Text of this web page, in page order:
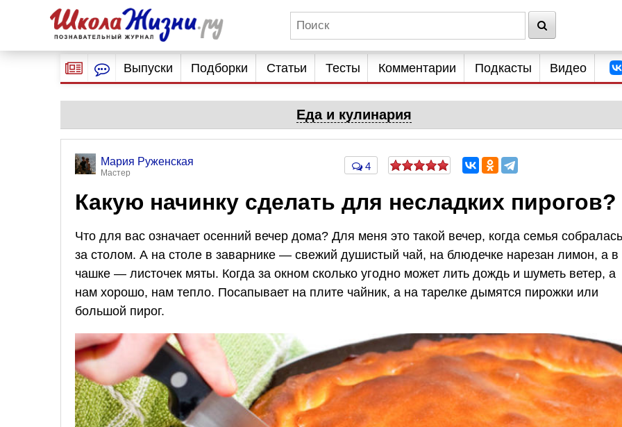
Выпуски Подборки Статьи Тесты Комментарии Подкасты Видео
Еда и кулинария
Мария Руженская
Мастер
4
Какую начинку сделать для несладких пирогов?
Что для вас означает осенний вечер дома? Для меня это такой вечер, когда семья собралась
за столом. А на столе в заварнике — свежий душистый чай, на блюдечке нарезан лимон, а в
чашке — листочек мяты. Когда за окном сколько угодно может лить дождь и шуметь ветер, а
нам хорошо, нам тепло. Посапывает на плите чайник, а на тарелке дымятся пирожки или
большой пирог.